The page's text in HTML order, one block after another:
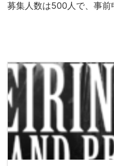
募集人数は500人で、事前